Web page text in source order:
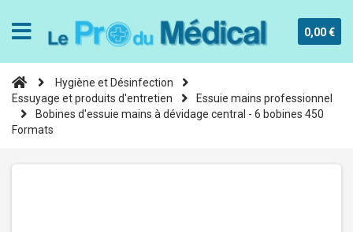
0,00 €
Hygiène et Désinfection
Essuyage et produits d'entretien
Essuie mains professionnel
Bobines d'essuie mains à dévidage central - 6 bobines 450
Formats